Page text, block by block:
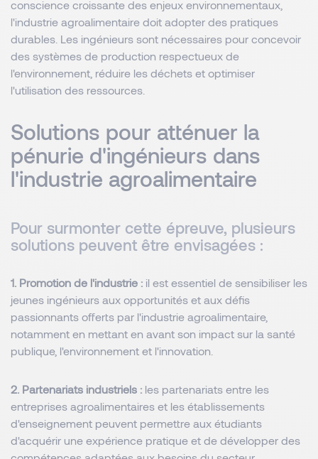
conscience croissante des enjeux environnementaux,
l'industrie agroalimentaire doit adopter des pratiques
durables. Les ingénieurs sont nécessaires pour concevoir
des systèmes de production respectueux de
l'environnement, réduire les déchets et optimiser
l'utilisation des ressources.
Solutions pour atténuer la
pénurie d'ingénieurs dans
l'industrie agroalimentaire
Pour surmonter cette épreuve, plusieurs
solutions peuvent être envisagées :
1. Promotion de l'industrie : il est essentiel de sensibiliser les
jeunes ingénieurs aux opportunités et aux défis
passionnants offerts par l'industrie agroalimentaire,
notamment en mettant en avant son impact sur la santé
publique, l'environnement et l'innovation.
2. Partenariats industriels : les partenariats entre les
entreprises agroalimentaires et les établissements
d'enseignement peuvent permettre aux étudiants
d'acquérir une expérience pratique et de développer des